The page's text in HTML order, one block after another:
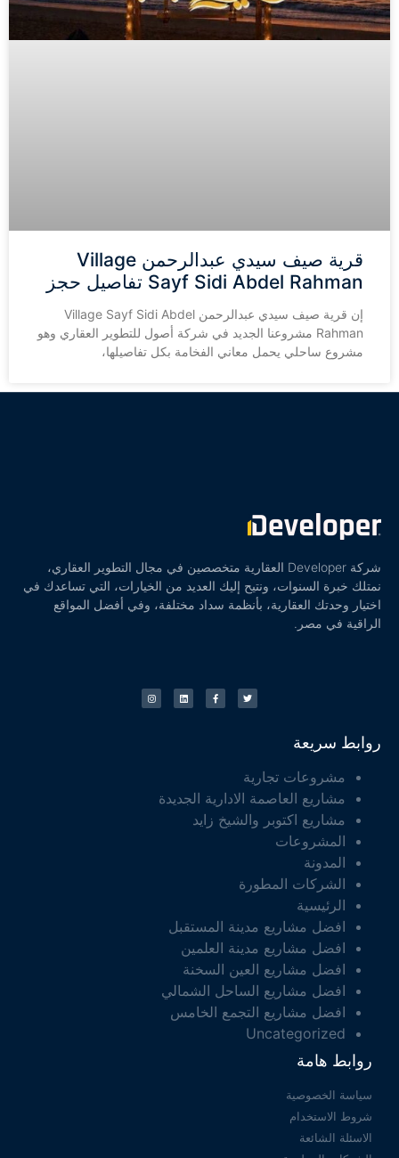
قرية صيف سيدي عبدالرحمن Village
Sayf Sidi Abdel Rahman تفاصيل حجز
إن قرية صيف سيدي عبدالرحمن Village Sayf Sidi Abdel
Rahman مشروعنا الجديد في شركة أصول للتطوير العقاري وهو
مشروع ساحلي يحمل معاني الفخامة بكل تفاصيلها،
شركة Developer العقارية متخصصين في مجال التطوير العقاري،
نمتلك خبرة السنوات، ونتيح إليك العديد من الخيارات، التي تساعدك في
اختيار وحدتك العقارية، بأنظمة سداد مختلفة، وفي أفضل المواقع
الراقية في مصر.
روابط سريعة
مشروعات تجارية
مشاريع العاصمة الادارية الجديدة
مشاريع اكتوبر والشيخ زايد
المشروعات
المدونة
الشركات المطورة
الرئيسية
افضل مشاريع مدينة المستقبل
افضل مشاريع مدينة العلمين
افضل مشاريع العين السخنة
افضل مشاريع الساحل الشمالي
افضل مشاريع التجمع الخامس
Uncategorized
روابط هامة
سياسة الخصوصية
شروط الاستخدام
الاسئلة الشائعة